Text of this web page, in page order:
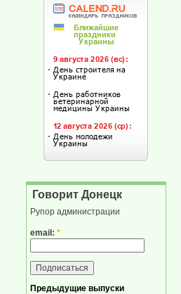
Говорит Донецк
Рупор администрации
email: *
Предыдущие выпуски